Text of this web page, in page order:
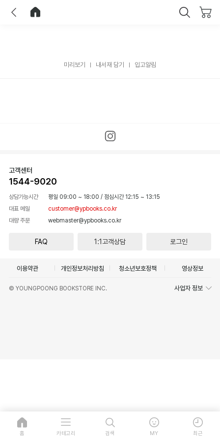
미리보기 내서재 담기 입고알림
고객센터
1544-9020
상담가능시간 평일 09:00 ~ 18:00 / 점심시간 12:15 ~ 13:15
대표 메일
customer@ypbooks.co.kr
대량 주문
webmaster@ypbooks.co.kr
FAQ 1:1고객상담 로그인
이용약관 개인정보처리방침 청소년보호정책 영상정보
© YOUNGPOONG BOOKSTORE INC. 사업자 정보
홈 카테고리 검색 MY 최근